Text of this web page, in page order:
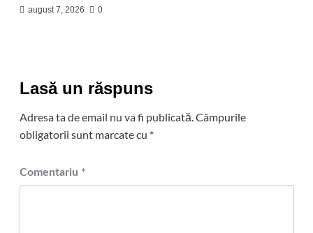
august 7, 2026 0
Lasă un răspuns
Adresa ta de email nu va fi publicată.Câmpurile
obligatorii sunt marcate cu *
Comentariu *